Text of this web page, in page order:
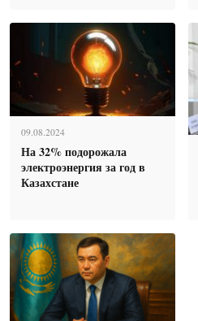
09.08.2024
На 32% подорожала
электроэнергия за год в
Казахстане